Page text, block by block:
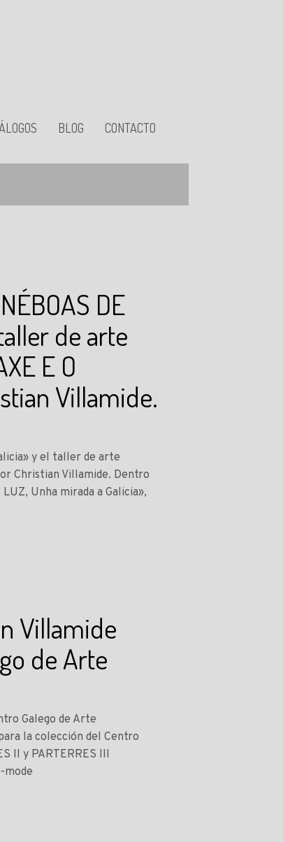
BLOG CONTACTO
DE
de arte
E O
Villamide.
y el taller de arte
Christian Villamide. Dentro
Unha mirada a Galicia»,
Villamide
de Arte
Galego de Arte
la colección del Centro
II y PARTERRES III
mode